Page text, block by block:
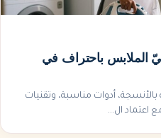
الملابس باحتراف في
أدوات مناسبة، وتقنيات
اعتماد ال...